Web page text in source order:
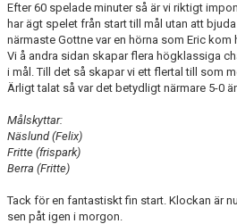
Efter 60 spelade minuter så är vi riktigt
har ägt spelet från start till mål utan att
närmaste Gottne var en hörna som Eric
Vi å andra sidan skapar flera högklassiga
i mål. Till det så skapar vi ett flertal till som
Ärligt talat så var det betydligt närmare 5-0
Målskyttar:
Näslund (Felix)
Fritte (frispark)
Berra (Fritte)
Tack för en fantastiskt fin start. Klockan är
sen påt igen i morgon.